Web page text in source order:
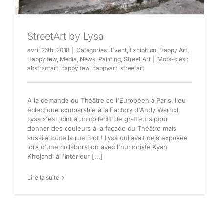
StreetArt by Lysa
avril 26th, 2018 Catégories : Event, Exhibition, Happy Art,
Happy few, Media, News, Painting, Street Art
Mots-clés :
abstractart, happy few, happyart, streetart
A la demande du Théâtre de l'Européen à Paris, lieu
éclectique comparable à la Factory d'Andy Warhol,
Lysa s'est joint à un collectif de graffeurs pour
donner des couleurs à la façade du Théâtre mais
aussi à toute la rue Biot ! Lysa qui avait déjà exposée
lors d'une collaboration avec l'humoriste Kyan
Khojandi à l'intérieur [...]
Lire la suite